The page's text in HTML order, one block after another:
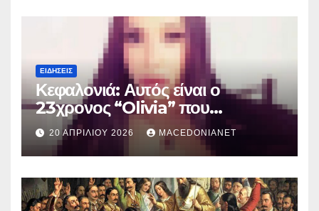
ΕΙΔΉΣΕΙΣ
Κεφαλονιά: Αυτός είναι ο
23χρονος “Olivia” που
κατηγορείται για τον θάνατο της
Μυρτούς
20 ΑΠΡΙΛΊΟΥ 2026 MACEDONIANET